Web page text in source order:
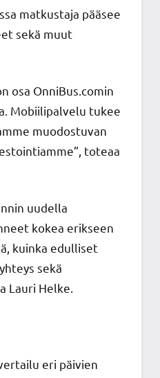
matkustaja pääsee
sekä muut
osa OnniBus.comin
Mobiilipalvelu tukee
muodostuvan
toteaa
uudella
kokea erikseen
kuinka edulliset
sekä
Lauri Helke.
eri päivien